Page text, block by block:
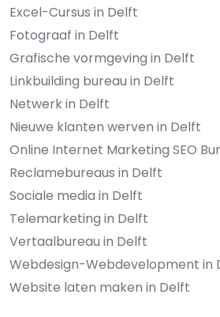
Excel-Cursus in Delft
Fotograaf in Delft
Grafische vormgeving in Delft
Linkbuilding bureau in Delft
Netwerk in Delft
Nieuwe klanten werven in Delft
Online Internet Marketing SEO
Reclamebureaus in Delft
Sociale media in Delft
Telemarketing in Delft
Vertaalbureau in Delft
Webdesign-Webdevelopment in
Website laten maken in Delft